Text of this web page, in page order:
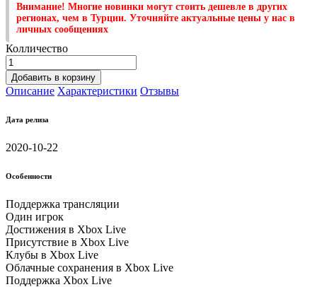
Внимание! Многие новинки могут стоить дешевле в других
регионах, чем в Турции. Уточняйте актуальные цены у нас в
личных сообщениях
Колличество
Добавить в корзину
Описание Характеристики Отзывы
Дата релиза
2020-10-22
Особенности
Поддержка трансляции
Один игрок
Достижения в Xbox Live
Присутствие в Xbox Live
Клубы в Xbox Live
Облачные соxранения в Xbox Live
Поддержка Xbox Live